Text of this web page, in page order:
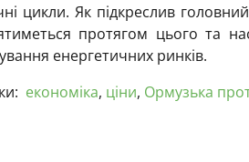
цикли. Як підкреслив
протягом цього та
енергетичних ринків.
економіка, ціни, Ормузька